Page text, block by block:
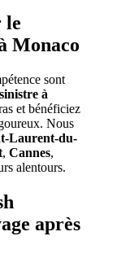
le
Monaco
sont
à
et bénéficiez
Nous
Laurent-du-
, Cannes,
alentours.
après